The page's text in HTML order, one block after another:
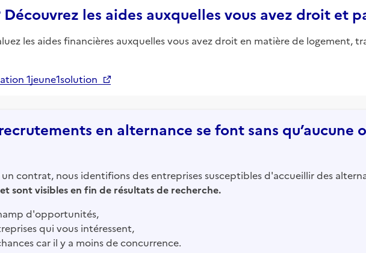
les aides auxquelles vous avez droit et
les aides financières auxquelles vous avez droit en matière de logement,
1jeune1solution
en alternance se font sans qu’aucune
contrat, nous identifions des entreprises susceptibles d'accueillir des
et sont visibles en fin de résultats de recherche.
d'opportunités,
qui vous intéressent,
car il y a moins de concurrence.